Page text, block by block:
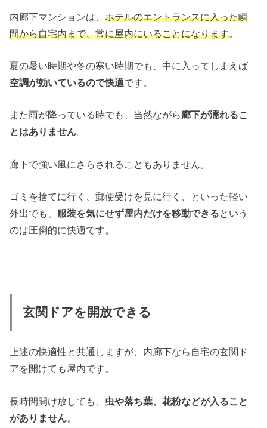
内廊下マンションは、ホテルのエントランスに入った瞬
間から自宅内まで、常に屋内にいることになります
夏の暑い時期や冬の寒い時期でも、中に入ってしまえば
空調が効いているので快適です。
また雨が降っている時でも、当然ながら廊下が濡れるこ
とはありません。
廊下で強い風にさらされることもありません。
ゴミを捨てに行く、郵便受けを見に行く、といった軽い
外出でも、 服装を気にせず屋内だけを移動できるという
のは圧倒的に快適です。
玄関ドアを開放できる
上述の快適性と共通しますが、内廊下なら自宅の玄関ド
アを開けても屋内です。
長時間開け放しても、 虫や落ち葉、花粉などが入ること
がありません。